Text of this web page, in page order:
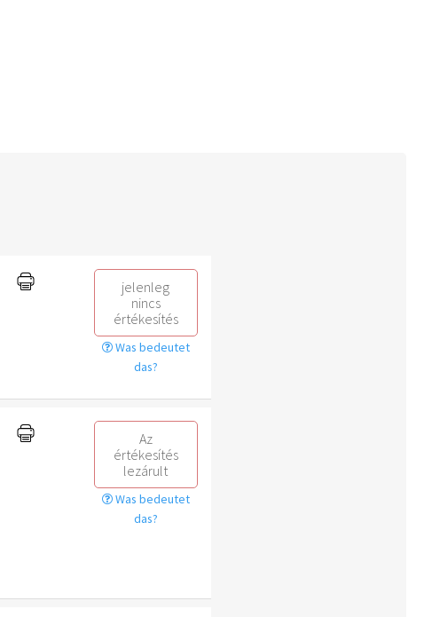
jelenleg
nincs
értékesítés
Was bedeutet
das?
Az
értékesítés
lezárult
Was bedeutet
das?